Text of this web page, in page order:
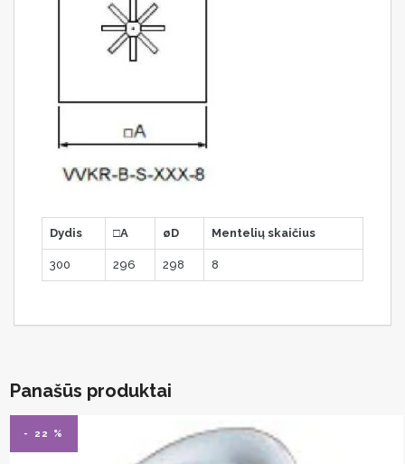
Dydis □A øD Mentelių skaičius
300 296 298 8
Panašūs produktai
- 22 %